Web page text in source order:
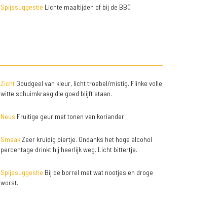
Spijssuggestie Lichte maaltijden of bij de BBQ
ZichtGoudgeel van kleur, licht troebel/mistig. Flinke volle
witte schuimkraag die goed blijft staan.
Neus Fruitige geur met tonen van koriander
SmaakZeer kruidig biertje. Ondanks het hoge alcohol
percentage drinkt hij heerlijk weg. Licht bittertje.
Spijssuggestie Bij de borrel met wat nootjes en droge
worst.